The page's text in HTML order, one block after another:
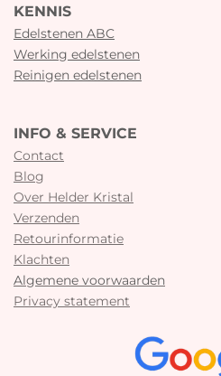
KENNIS
Edelstenen ABC
Werking edelstenen
Reinigen edelstenen
INFO & SERVICE
Contact
Blog
Over Helder Kristal
Verzenden
Retourinformatie
Klachten
Algemene voorwaarden
Privacy statement